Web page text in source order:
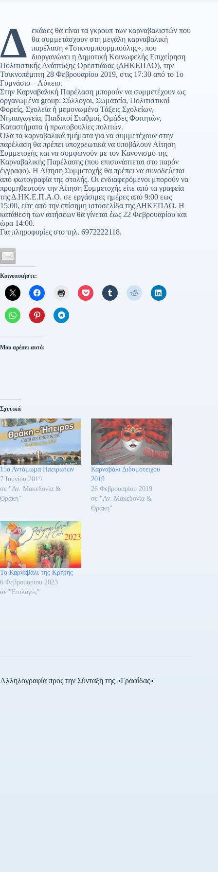
Δ εκάδες θα είναι τα γκρουπ των καρναβαλιστών που
θα συμμετάσχουν στη μεγάλη καρναβαλική
παρέλαση «Τσικνομπουρμπούλης», που
διοργανώνει η Δημοτική Κοινωφελής Επιχείρηση
Πολιτιστικής Ανάπτυξης Ορεστιάδας (ΔΗΚΕΠΑΟ), την
Τσικνοπέμπτη 28 Φεβρουαρίου 2019, στις 17:30 από το 1ο
Γυμνάσιο – Λύκειο.
Στην Καρναβαλική Παρέλαση μπορούν να συμμετέχουν ως
οργανωμένα group: Σύλλογοι, Σωματεία, Πολιτιστικοί
Φορείς, Σχολεία ή μεμονωμένα Τάξεις Σχολείων,
Νηπιαγωγεία, Παιδικοί Σταθμοί, Ομάδες Φοιτητών,
Καταστήματα ή πρωτοβουλίες πολιτών.
Όλα τα καρναβαλικά τμήματα για να συμμετέχουν στην
παρέλαση θα πρέπει υποχρεωτικά να υποβάλουν Αίτηση
Συμμετοχής και να συμφωνούν με τον Κανονισμό της
Καρναβαλικής Παρέλασης (που επισυνάπτεται στο παρόν
έγγραφο). Η Αίτηση Συμμετοχής θα πρέπει να συνοδεύεται
από φωτογραφία της στολής. Οι ενδιαφερόμενοι μπορούν να
προμηθευτούν την Αίτηση Συμμετοχής είτε από τα γραφεία
της Δ.ΗΚ.Ε.Π.Α.Ο. σε εργάσιμες ημέρες από 9:00 εως
15:00, είτε από την επίσημη ιστοσελίδα της ΔΗΚΕΠΑΟ. Η
κατάθεση των αιτήσεων θα γίνεται έως 22 Φεβρουαρίου και
ώρα 14:00.
Για πληροφορίες στο τηλ. 6972222118.
Κοινοποιήστε:
Μου αρέσει αυτό:
Σχετικά
15ο Αντάμωμα Ηπειρωτών
7 Ιουνίου 2019
σε "Αν. Μακεδονία &
Θράκη"
Καρναβάλι Διδυμότειχου
2019
26 Φεβρουαρίου 2019
σε "Αν. Μακεδονία &
Θράκη"
Το Καρναβάλι της Κρήτης
6 Φεβρουαρίου 2023
σε "Επιλογές"
Αλληλογραφία προς την Σύνταξη της «Γραφίδας»